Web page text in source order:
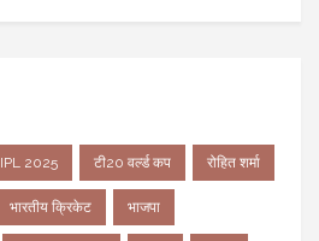
IPL 2025 टी20 वर्ल्ड कप रोहित शर्मा
भारतीय क्रिकेट भाजपा